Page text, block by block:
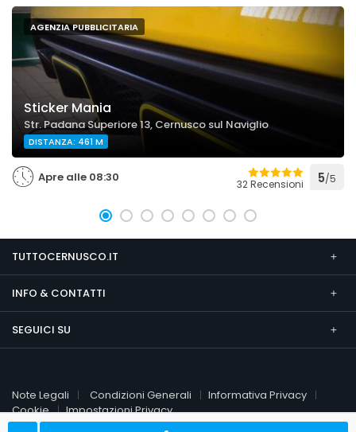
AGENZIA PUBBLICITARIA
Sticker Mania
Str. Padana Superiore 13, Cernusco sul Naviglio
DISTANZA: 461 M
Apre alle 08:30 32 Recensioni 5/5
TUTTOCERNUSCO.IT
INFO & CONTATTI
SEGUICI SU
Note Legali Condizioni Generali
Informativa Privacy
Cookie
Impostazioni Privacy